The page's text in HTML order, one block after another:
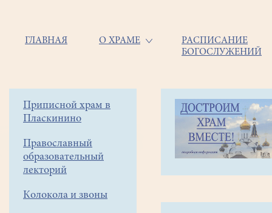
Основная
ГЛАВНАЯ О ХРАМЕ
РАСПИСАНИЕ
БОГОСЛУЖЕНИЙ
Боковое
меню
Приписной храм в
Пласкинино
Православный
образовательный
лекторий
Колокола и звоны
Строка
навигации
Галереи
Умная
дочка